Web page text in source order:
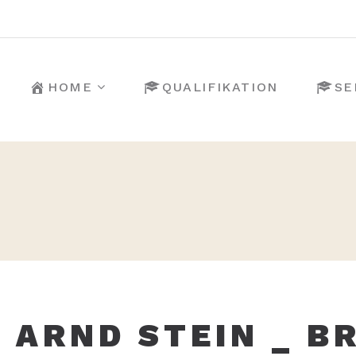
HOME QUALIFIKATION
ARND STEIN _